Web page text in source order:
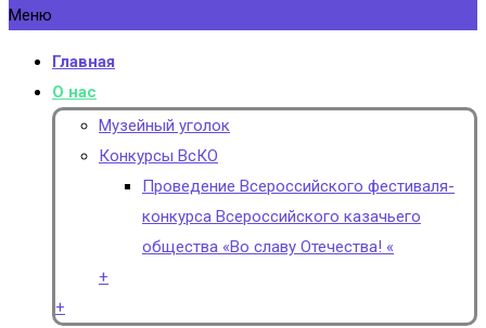
Меню
Главная
О нас
Музейный уголок
Конкурсы ВсКО
Проведение Всероссийского фестиваля-
конкурса Всероссийского казачьего
общества «Во славу Отечества! «
+
+